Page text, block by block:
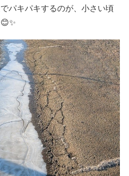
パキパキするのが、小さい頃